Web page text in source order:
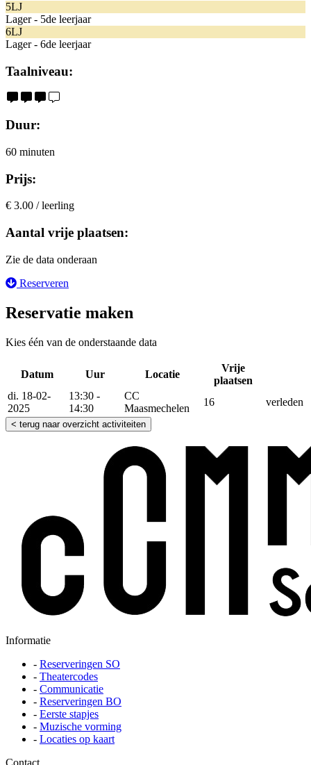
5LJ
Lager - 5de leerjaar
6LJ
Lager - 6de leerjaar
Taalniveau:
Duur:
60 minuten
Prijs:
€ 3.00 / leerling
Aantal vrije plaatsen:
Zie de data onderaan
Reserveren
Reservatie maken
Kies één van de onderstaande data
Datum Uur Locatie
Vrije
plaatsen
di. 18-02-
2025
13:30 -
14:30
CC
Maasmechelen
16 verleden
< terug naar overzicht activiteiten
Informatie
- Reserveringen SO
- Theatercodes
- Communicatie
- Reserveringen BO
- Eerste stapjes
- Muzische vorming
- Locaties op kaart
Contact